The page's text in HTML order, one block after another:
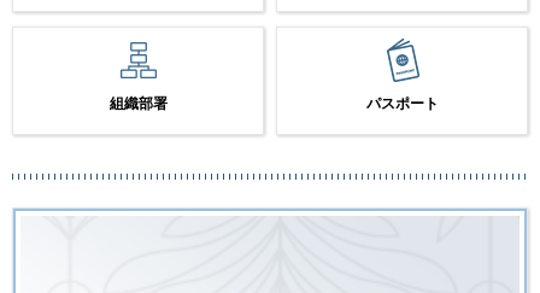
組織部署 パスポート